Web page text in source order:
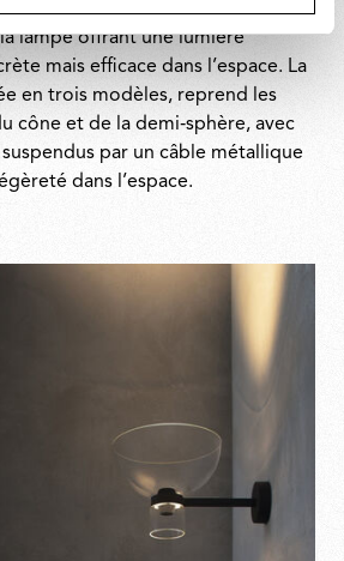
à différentes hauteurs.
lampe offrant une lumière
mais efficace dans l’espace. La
en trois modèles, reprend les
cône et de la demi‑sphère, avec
par un câble métallique
dans l’espace.